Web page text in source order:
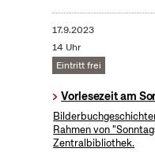
17.9.2023
14 Uhr
Eintritt frei
Vorlesezeit am
Rahmen von
Zentralbibliothek.